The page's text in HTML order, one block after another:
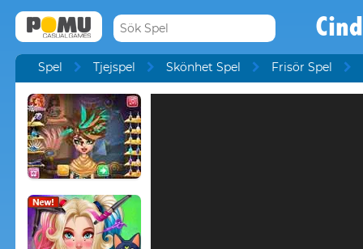
Spel Tjejspel Skönhet Spel Frisör Spel